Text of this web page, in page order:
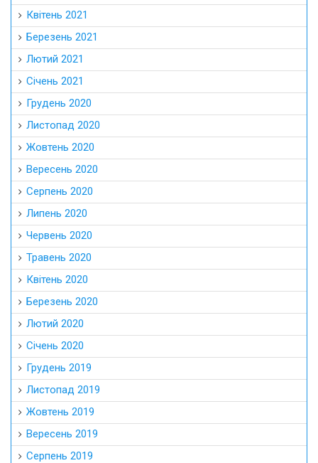
Квітень 2021
Березень 2021
Лютий 2021
Січень 2021
Грудень 2020
Листопад 2020
Жовтень 2020
Вересень 2020
Серпень 2020
Липень 2020
Червень 2020
Травень 2020
Квітень 2020
Березень 2020
Лютий 2020
Січень 2020
Грудень 2019
Листопад 2019
Жовтень 2019
Вересень 2019
Серпень 2019